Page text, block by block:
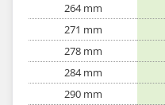
264 mm
271 mm
278 mm
284 mm
290 mm